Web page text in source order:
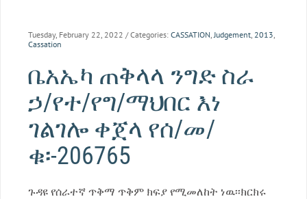
Tuesday, February 22, 2022 / Categories: CASSATION,Judgement, 2013,
Cassation
ቤአኤካ ጠቅላላ ንግድ ስራ
ኃ/የተ/የግ/ማህበር እነ
ገልገሎ ቀጀላ የሰ/መ/
ቁ፡-206765
ጉዳዩ የሰራተኛ ጥቅማ ጥቅም ክፍያ የሚመለከት ነዉ፡፡ክርክሩ